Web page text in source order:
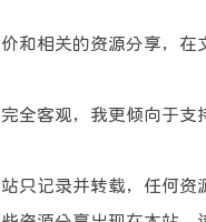
和相关的资源分享，
全客观，我更倾向于
只记录并转载，任何